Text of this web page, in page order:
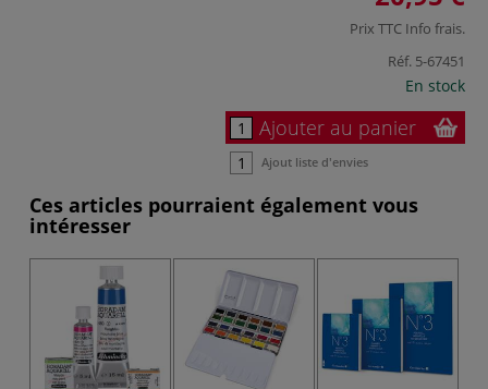
Prix TTC Info frais.
Réf. 5-67451
En stock
Ajouter au panier
Ajout liste d'envies
Ces articles pourraient également vous
intéresser